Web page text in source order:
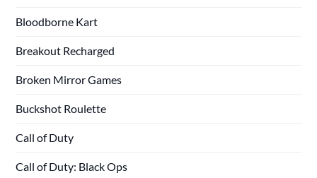
Bloodborne Kart
Breakout Recharged
Broken Mirror Games
Buckshot Roulette
Call of Duty
Call of Duty: Black Ops